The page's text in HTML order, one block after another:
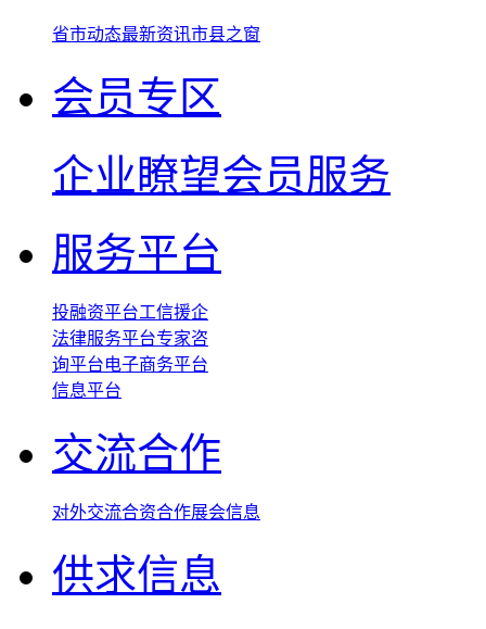
省市动态最新资讯市县之窗
会员专区
企业瞭望会员服务
服务平台
投融资平台工信援企
法律服务平台专家咨
询平台电子商务平台
信息平台
交流合作
对外交流合资合作展会信息
供求信息